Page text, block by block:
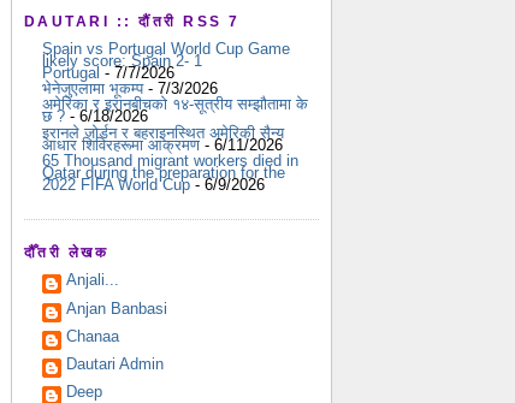
DAUTARI :: दौंतरी RSS 7
Spain vs Portugal World Cup Game
likely score: Spain 2- 1
Portugal - 7/7/2026
भेनेजुएलामा भूकम्प- 7/3/2026
अमेरिका र इरानबीचको १४-सूत्रीय सम्झौतामा के
छ ? - 6/18/2026
इरानले जोर्डन र बहराइनस्थित अमेरिकी सैन्य
आधार शिविरहरूमा आक्रमण- 6/11/2026
65 Thousand migrant workers died in
Qatar during the preparation for the
2022 FIFA World Cup - 6/9/2026
दौँतरी लेखक
Anjali...
Anjan Banbasi
Chanaa
Dautari Admin
Deep